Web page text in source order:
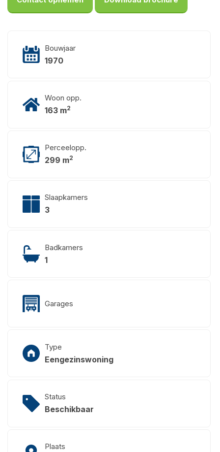
Bouwjaar
1970
Woon opp.
163 m2
Perceelopp.
299 m2
Slaapkamers
3
Badkamers
1
Garages
Type
Eengezinswoning
Status
Beschikbaar
Plaats